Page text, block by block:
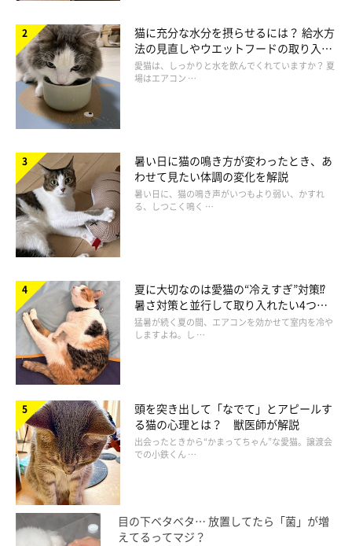
猫に充分な水分を摂らせるには？ 給水方
法の見直しやウエットフードの取り入れ
方を解説
愛猫は、しっかりと水を飲んでくれていますか？ 夏
場はエアコン …
暑い日に猫の鳴き方が変わったとき、あ
わせて見たい体調の変化を解説
暑い日に、猫の鳴き声がいつもより弱い、かすれ
る、しつこく鳴く …
夏に大切なのは愛猫の“冷えすぎ”対策⁉
暑さ対策と並行して取り入れたい4つの
工夫
猛暑が続く夏の間、エアコンを効かせて室内を冷や
しますよね。し …
頭を突き出して「なでて」とアピールす
る猫の心理とは？ 獣医師が解説
出会ったときから“かまってちゃん”な愛猫。譲渡会
での小鉄くん …
目の下ベタベタ… 放置してたら「菌」が増
えてるってマジ？